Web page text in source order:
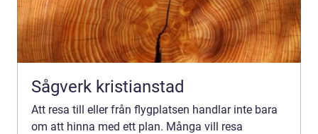
Sågverk kristianstad
Att resa till eller från flygplatsen handlar inte bara
om att hinna med ett plan. Många vill resa